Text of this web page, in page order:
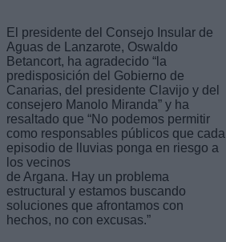
El presidente del Consejo Insular de
Aguas de Lanzarote, Oswaldo
Betancort, ha agradecido “la
predisposición del Gobierno de
Canarias, del presidente Clavijo y del
consejero Manolo Miranda” y ha
resaltado que “No podemos permitir
como responsables públicos que cada
episodio de lluvias ponga en riesgo a
los vecinos
de Argana. Hay un problema
estructural y estamos buscando
soluciones que afrontamos con
hechos, no con excusas.”